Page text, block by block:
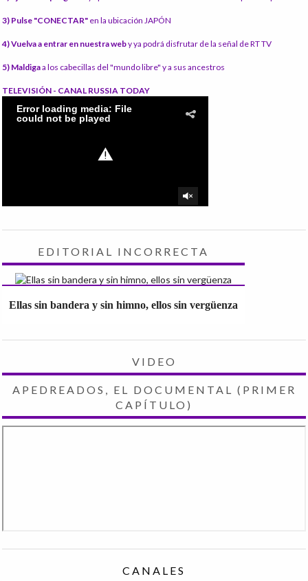
3) Pulse "CONECTAR" en la ubicación JAPÓN
4) Vuelva a entrar en nuestra weby ya podrá disfrutar de la señal de RT TV
5) Maldigaa los cabecillas del "mundo libre" y a sus ancestros
TELEVISIÓN - CANAL RUSSIA TODAY
EDITORIAL INCORRECTA
Ellas sin bandera y sin himno, ellos sin vergüenza
VIDEO
APEDREADOS, EL DOCUMENTAL (PRIMER
CAPÍTULO)
CANALES